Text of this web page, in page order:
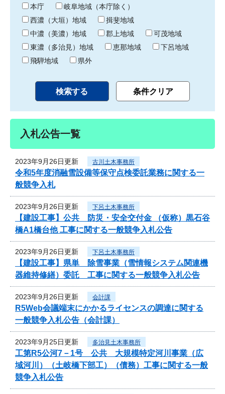
わ
り
本庁
岐阜地域（本庁除く）
西濃（大垣）地域
揖斐地域
中濃（美濃）地域
郡上地域
可茂地域
東濃（多治見）地域
恵那地域
下呂地域
飛騨地域
県外
入札公告一覧
2023年9月26日更新 古川土木事務所
令和5年度消融雪設備等保守点検委託業務に関する一
般競争入札
2023年9月26日更新 下呂土木事務所
【建設工事】公共 防災・安全交付金 （仮称）黒石谷
橋A1橋台他 工事に関する一般競争入札公告
2023年9月26日更新 下呂土木事務所
【建設工事】県単 除雪事業（雪情報システム関連機
器維持修繕）委託 工事に関する一般競争入札公告
2023年9月26日更新 会計課
R5Web会議端末にかかるライセンスの調達に関する
一般競争入札公告（会計課）
2023年9月25日更新 多治見土木事務所
工第R5公河7－1号 公共 大規模特定河川事業（広
域河川）（土岐橋下部工）（債務）工事に関する一般
競争入札公告